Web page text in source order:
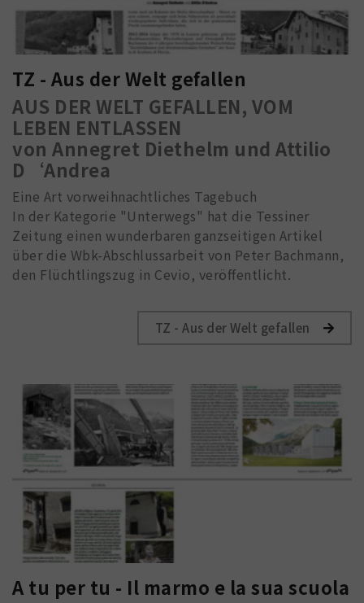
TZ - Aus der Welt gefallen
AUS DER WELT GEFALLEN, VOM
LEBEN ENTLASSEN
von Annegret Diethelm und Attilio
D‘Andrea
Eine Art vorweihnachtliches Tagebuch
In der Kategorie "Unterwegs" hat die Tessiner
Zeitung einen wunderbaren ganzseitigen Artikel
über die Wbk-Abschlussarbeit von Peter Bachmann,
den Flüchtlingszug in Cevio, veröffentlicht.
TZ - Aus der Welt gefallen
A tu per tu - Il marmo e la sua scuola